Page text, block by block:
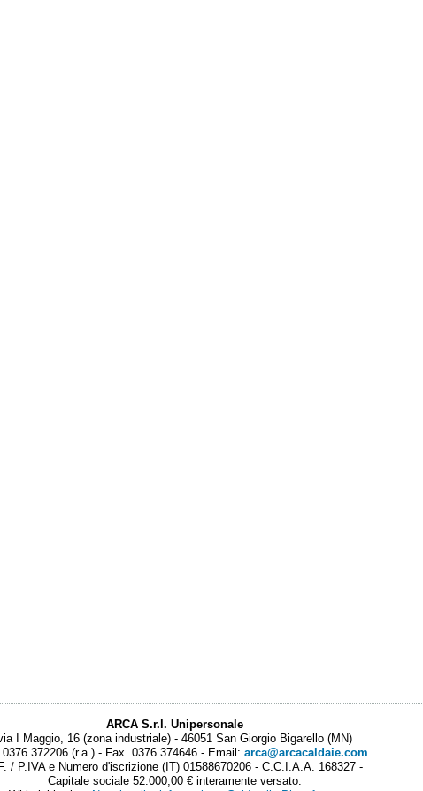
ARCA S.r.l. Unipersonale
I Maggio, 16 (zona industriale) - 46051 San Giorgio Bigarello (MN)
0376 372206 (r.a.) - Fax. 0376 374646 - Email: arca@arcacaldaie.com
/ P.IVA e Numero d'iscrizione (IT) 01588670206 - C.C.I.A.A. 168327 -
Capitale sociale 52.000,00 € interamente versato.